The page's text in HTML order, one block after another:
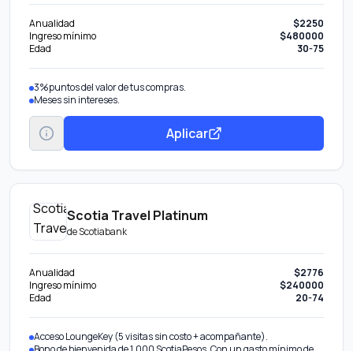
Anualidad
$2250
Ingreso mínimo
$480000
Edad
30-75
3%puntos del valor de tus compras.
Meses sin intereses.
Aplicar
Scotia Travel Platinum
deScotiabank
Anualidad
$2776
Ingreso mínimo
$240000
Edad
20-74
Acceso LoungeKey (5 visitas sin costo + acompañante).